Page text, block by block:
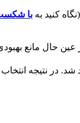
کنید به با
عین حال مانع
شد. در نتیجه